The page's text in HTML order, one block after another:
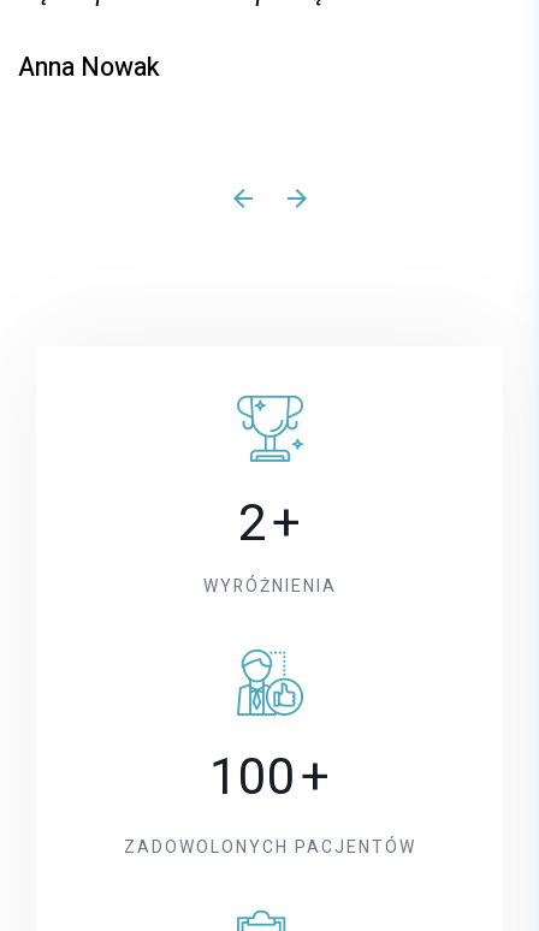
Anna Nowak
2+
WYRÓŻNIENIA
100+
ZADOWOLONYCH PACJENTÓW